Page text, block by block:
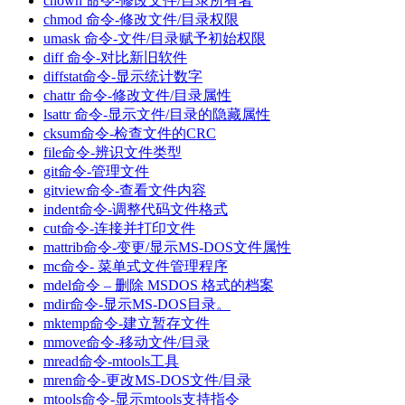
chmod 命令-修改文件/目录权限
umask 命令-文件/目录赋予初始权限
diff 命令-对比新旧软件
diffstat命令-显示统计数字
chattr 命令-修改文件/目录属性
lsattr 命令-显示文件/目录的隐藏属性
cksum命令-检查文件的CRC
file命令-辨识文件类型
git命令-管理文件
gitview命令-查看文件内容
indent命令-调整代码文件格式
cut命令-连接并打印文件
mattrib命令-变更/显示MS-DOS文件属性
mc命令- 菜单式文件管理程序
mdel命令 – 删除 MSDOS 格式的档案
mdir命令-显示MS-DOS目录。
mktemp命令-建立暂存文件
mmove命令-移动文件/目录
mread命令-mtools工具
mren命令-更改MS-DOS文件/目录
mtools命令-显示mtools支持指令